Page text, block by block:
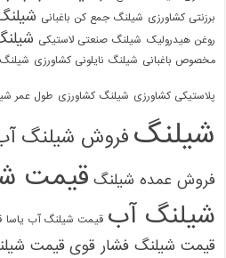
برزنتی کشاورزی شیلنگ جمع کن باغبانی
روغن هیدرولیک شیلنگ صنعتی لاستیکی
مخصوص باغبانی شیلنگ نایلونی کشاورزی
پلاستیکی کشاورزی شیلنگ کشاورزی طول عمر
شیلنگ فروش شیلنگ
فروش عمده شیلنگ قیمت
شیلنگ آب قیمت شیلنگ آب یاسا
قیمت شیلنگ فشار قوی قیمت